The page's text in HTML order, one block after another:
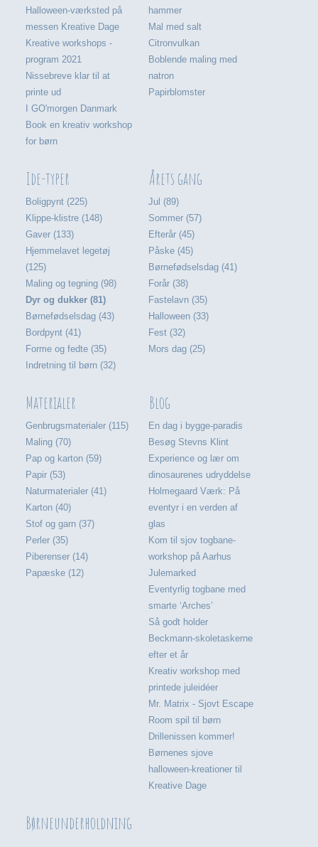
Halloween-værksted på
messen Kreative Dage
Kreative workshops -
program 2021
Nissebreve klar til at
printe ud
I GO'morgen Danmark
Book en kreativ workshop
for børn
hammer
Mal med salt
Citronvulkan
Boblende maling med
natron
Papirblomster
Ide-typer
Boligpynt (225)
Klippe-klistre (148)
Gaver (133)
Hjemmelavet legetøj
(125)
Maling og tegning (98)
Dyr og dukker (81)
Børnefødselsdag (43)
Bordpynt (41)
Forme og fedte (35)
Indretning til børn (32)
Årets gang
Jul (89)
Sommer (57)
Efterår (45)
Påske (45)
Børnefødselsdag (41)
Forår (38)
Fastelavn (35)
Halloween (33)
Fest (32)
Mors dag (25)
Materialer
Genbrugsmaterialer (115)
Maling (70)
Pap og karton (59)
Papir (53)
Naturmaterialer (41)
Karton (40)
Stof og garn (37)
Perler (35)
Piberenser (14)
Papæske (12)
Blog
En dag i bygge-paradis
Besøg Stevns Klint
Experience og lær om
dinosaurenes udryddelse
Holmegaard Værk: På
eventyr i en verden af
glas
Kom til sjov togbane-
workshop på Aarhus
Julemarked
Eventyrlig togbane med
smarte ‘Arches’
Så godt holder
Beckmann-skoletaskerne
efter et år
Kreativ workshop med
printede juleidéer
Mr. Matrix - Sjovt Escape
Room spil til børn
Drillenissen kommer!
Børnenes sjove
halloween-kreationer til
Kreative Dage
Børneunderholdning